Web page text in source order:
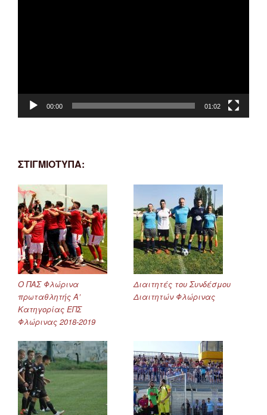
00:00 01:02
ΣΤΙΓΜΙΟΤΥΠΑ:
Ο ΠΑΣ Φλώρινα
πρωταθλητής Α’
Κατηγορίας ΕΠΣ
Φλώρινας 2018-2019
Διαιτητές του Συνδέσμου
Διαιτητών Φλώρινας